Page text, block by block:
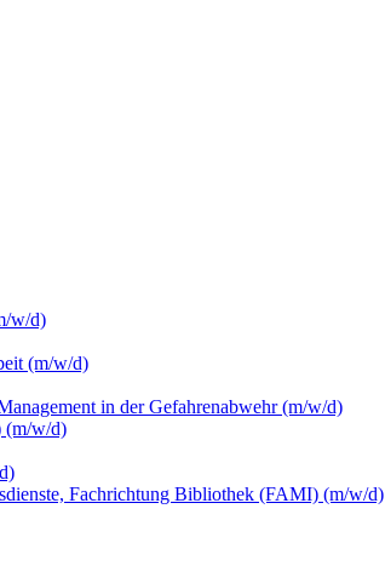
w/d)
(m/w/d)
in der Gefahrenabwehr (m/w/d)
(m/w/d)
Fachrichtung Bibliothek (FAMI) (m/w/d)